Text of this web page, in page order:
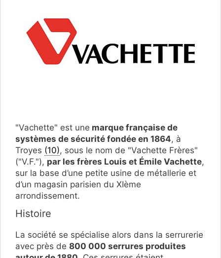
"Vachette" est une marque française de
systèmes de sécurité fondée en 1864, à
Troyes (10), sous le nom de "Vachette Frères"
("V.F."), par les frères Louis et Émile Vachette,
sur la base d’une petite usine de métallerie et
d’un magasin parisien du XIème
arrondissement.
Histoire
La société se spécialise alors dans la serrurerie
avec près de 800 000 serrures produites